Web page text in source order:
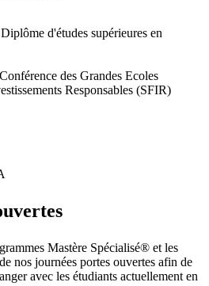
Responsables (SFIR)
Mastère Spécialisé® et les
nos journées portes ouvertes afin de
avec les étudiants actuellement en